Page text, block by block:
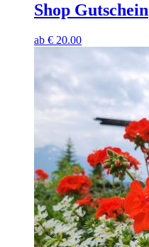
Shop Gutschein
ab € 20.00